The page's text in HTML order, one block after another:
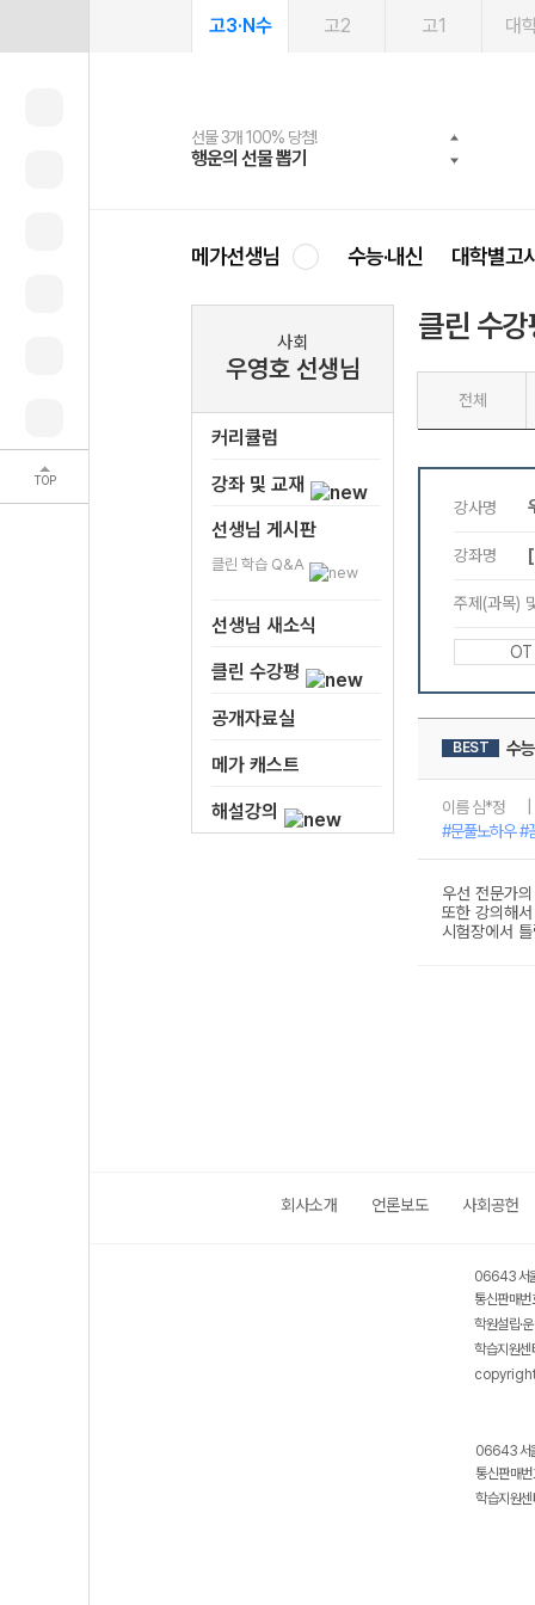
TOP
고3·N수 고2 고1 대
선물 3개 100% 당첨!
행운의 선물 뽑기
선물 100% 증정!
메가스터디 X 올리브
여름방학 스터디 캐시백
메가런 썸머스쿨
2027 러셀 단과
강사 공개선발
스마트러닝앱
설문 EVENT
메가패스
3일 무료 체험권
메가패스 수강생 무료혜택!
메가클럽 멤버십
사회공헌 캠페인
희망이룸 메가나눔
메가선생님 수능·내신 대학별고
사회
우영호 선생님
커리큘럼
강좌 및 교재
선생님 게시판
클린 학습 Q&A
선생님 새소식
클린 수강평
공개자료실
메가 캐스트
해설강의
클린 수강
전체
회사소개 언론보도 사회공헌
06643 서
통신판매
학원설립·
학습지원
06643 서
통신판매
학습지원